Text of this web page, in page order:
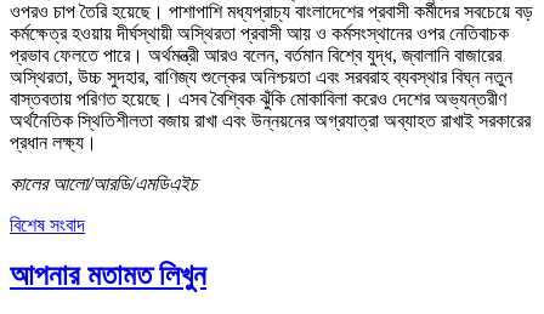
ওপরও চাপ তৈরি হয়েছে। পাশাপাশি মধ্যপ্রাচ্য বাংলাদেশের প্রবাসী কর্মীদের সবচেয়ে বড়
কর্মক্ষেত্র হওয়ায় দীর্ঘস্থায়ী অস্থিরতা প্রবাসী আয় ও কর্মসংস্থানের ওপর নেতিবাচক
প্রভাব ফেলতে পারে। অর্থমন্ত্রী আরও বলেন, বর্তমান বিশ্বে যুদ্ধ, জ্বালানি বাজারের
অস্থিরতা, উচ্চ সুদহার, বাণিজ্য শুল্কের অনিশ্চয়তা এবং সরবরাহ ব্যবস্থার বিঘ্ন নতুন
বাস্তবতায় পরিণত হয়েছে। এসব বৈশ্বিক ঝুঁকি মোকাবিলা করেও দেশের অভ্যন্তরীণ
অর্থনৈতিক স্থিতিশীলতা বজায় রাখা এবং উন্নয়নের অগ্রযাত্রা অব্যাহত রাখাই সরকারের
প্রধান লক্ষ্য।
কালের আলো/আরডি/এমডিএইচ
বিশেষ সংবাদ
আপনার মতামত লিখুন